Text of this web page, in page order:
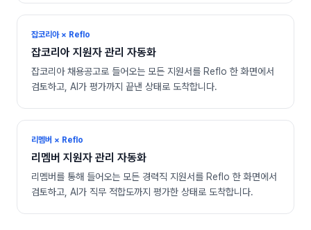
잡코리아 × Reflo
잡코리아 지원자 관리 자동화
잡코리아 채용공고로 들어오는 모든 지원서를 Reflo 한 화면에서
검토하고, AI가 평가까지 끝낸 상태로 도착합니다.
리멤버 × Reflo
리멤버 지원자 관리 자동화
리멤버를 통해 들어오는 모든 경력직 지원서를 Reflo 한 화면에서
검토하고, AI가 직무 적합도까지 평가한 상태로 도착합니다.